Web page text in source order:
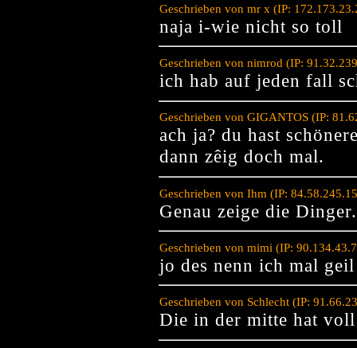
Geschrieben von mr x (IP:
naja i-wie nicht so toll
Geschrieben von nimrod (IP:
ich hab auf jeden fall
Geschrieben von GIGANTOS (IP:
ach ja? du hast
dann zêig doch mal.
Geschrieben von Ihm (IP:
Genau zeige die Dinger.
Geschrieben von mimi (IP:
jo des nenn ich mal geil
Geschrieben von Schlecht (IP:
Die in der mitte hat